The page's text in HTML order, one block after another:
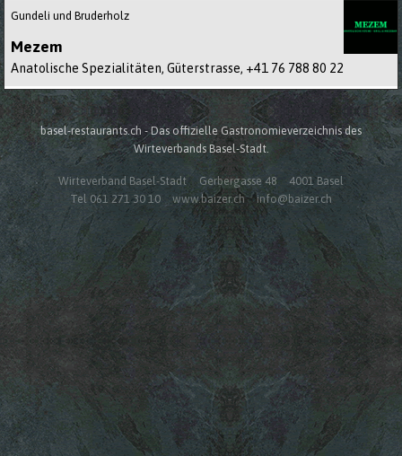
Gundeli und Bruderholz
Mezem
Anatolische Spezialitäten, Güterstrasse, +41 76 788 80 22
basel-restaurants.ch - Das offizielle Gastronomieverzeichnis des
Wirteverbands Basel-Stadt.
Wirteverband Basel-Stadt Gerbergasse 48
4001 Basel
Tel 061 271 30 10
www.baizer.ch info@baizer.ch